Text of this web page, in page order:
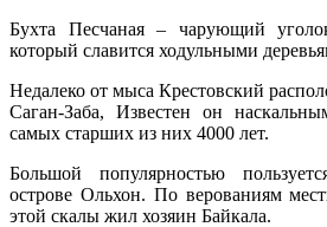
Бухта Песчаная – чарующий
который славится ходульными
Недалеко от мыса Крестовский
Саган-Заба, Известен он
самых старших из них 4000 лет.
Большой популярностью
острове Ольхон. По верованиям
этой скалы жил хозяин Байкала.